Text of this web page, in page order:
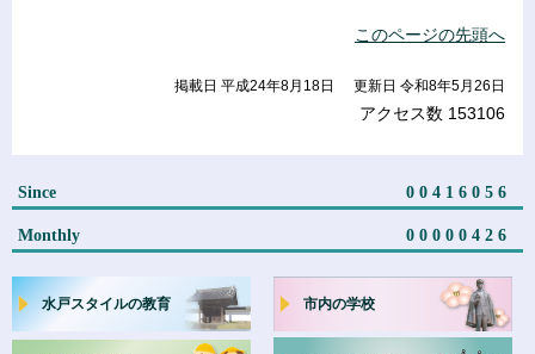
Since 00416056
Monthly 00000426
水戸スタイルの教育 市内の学校
このページの先頭へ
掲載日 平成24年8月18日 更新日 令和8年5月26日
アクセス数 153106